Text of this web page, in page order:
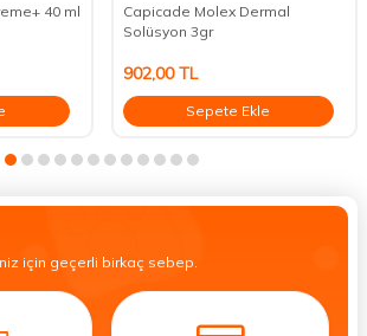
40 ml
Capicade Molex Dermal
Solüsyon 3gr
902,00TL
Sepete Ekle
için geçerli birkaç sebep.